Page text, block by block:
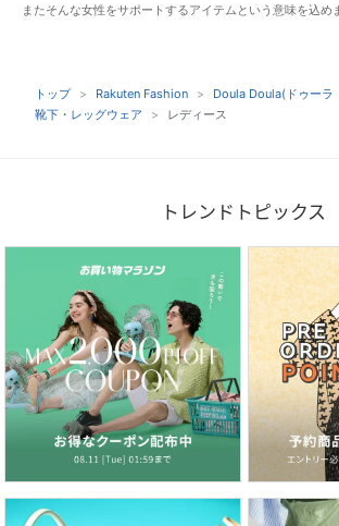
またそんな女性をサポートするアイテムという意味を込め
トップ Rakuten Fashion
Doula Doula(ドゥーラ
靴下・レッグウェア
レディース
トレンドトピックス